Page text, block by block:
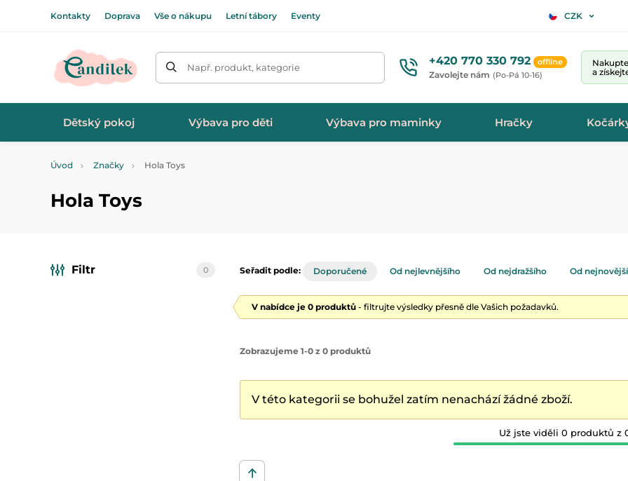
Kontakty Doprava Vše o nákupu Letní tábory Eventy CZK
Např. produkt, kategorie +420 770 330 792 offline
Zavolejte nám (Po-Pá 10-16)
a
Dětský pokoj Výbava pro děti Výbava pro maminky Hračky
Úvod Značky Hola Toys
Hola Toys
Filtr 0 Seřadit podle: Doporučené Od nejlevnějšího Od nejdražšího Od
V nabídce je 0 produktů - filtrujte výsledky přesně dle Vašich požadavků.
Zobrazujeme 1-0 z 0 produktů
V této kategorii se bohužel zatím nenachází žádné zboží.
Už jste viděli 0 produktů z